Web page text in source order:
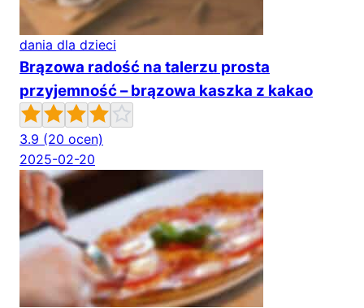
dania dla dzieci
Brązowa radość na talerzu prosta
przyjemność – brązowa kaszka z kakao
3.9 (20 ocen)
2025-02-20